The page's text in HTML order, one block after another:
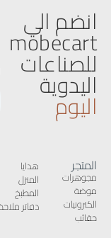
انضم الي
mobecart
للصناعات
اليدوية
اليوم
المتجر
مجوهرات
موضة
الكترونيات
حقائب
هدايا
المنزل
المطبخ
دفاتر